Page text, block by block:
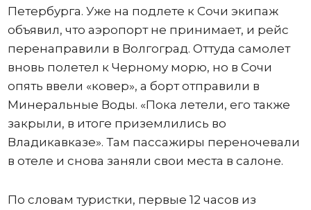
Петербурга. Уже на подлете к Сочи экипаж
объявил, что аэропорт не принимает, и рейс
перенаправили в Волгоград. Оттуда самолет
вновь полетел к Черному морю, но в Сочи
опять ввели «ковер», а борт отправили в
Минеральные Воды. «Пока летели, его также
закрыли, в итоге приземлились во
Владикавказе». Там пассажиры переночевали
в отеле и снова заняли свои места в салоне.
По словам туристки, первые 12 часов из